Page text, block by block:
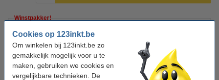
Cookies op 123inkt.be
Om winkelen bij 123inkt.be zo
gemakkelijk mogelijk voor u te
maken, gebruiken we cookies en
vergelijkbare technieken. De
Winstpakker!
Aanbieding: 3x 123inkt laptopstandaard zwart
€ 34,95
Tip: meebestellen